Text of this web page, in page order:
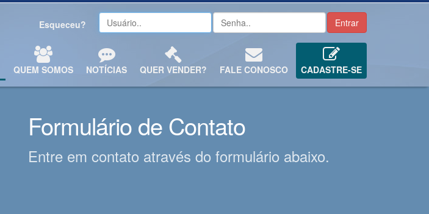
Esqueceu?
QUEM SOMOS NOTÍCIAS QUER VENDER? FALE CONOSCO CADASTRE-SE
Formulário de Contato
Entre em contato através do formulário abaixo.